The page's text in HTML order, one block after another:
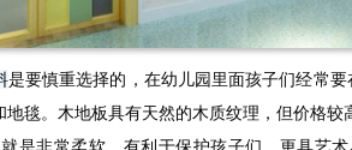
是要慎重选择的，在幼儿园里面孩子们经常
地毯。木地板具有天然的木质纹理，但价格
是非常柔软，有利于保护孩子们，更具艺